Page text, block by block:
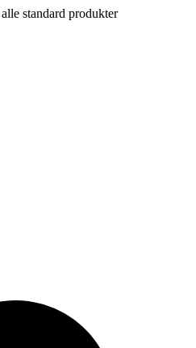
standard produkter